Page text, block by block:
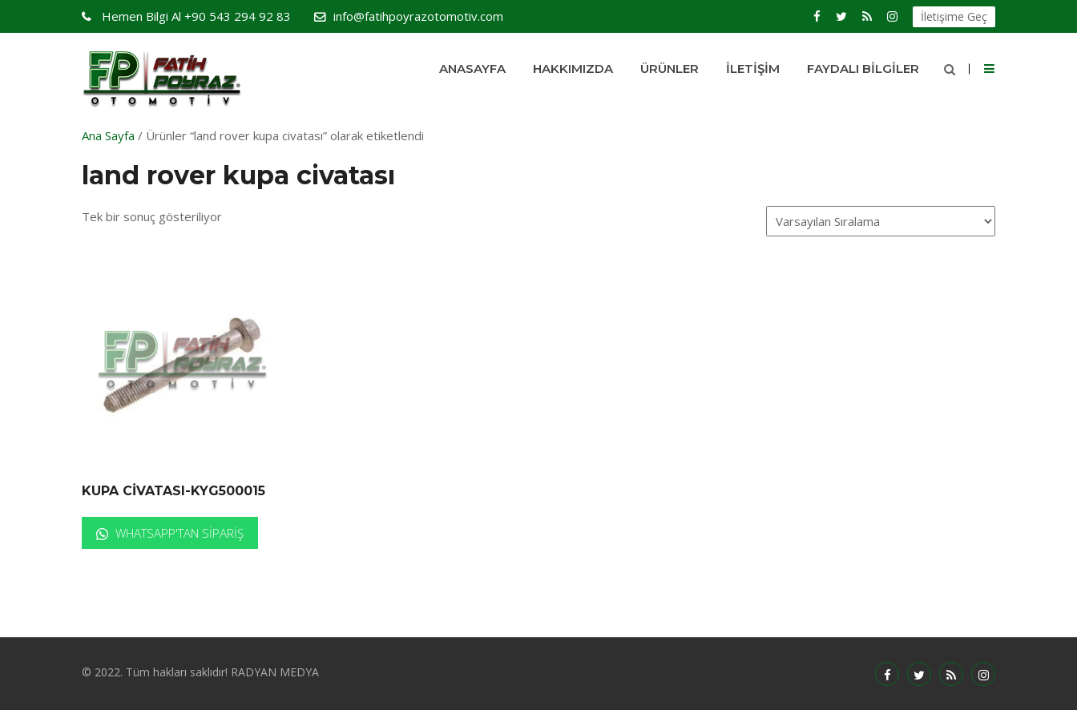
Hemen Bilgi Al +90 543 294 92 83 info@fatihpoyrazotomotiv.com İletişime Geç
ANASAYFA HAKKIMIZDA ÜRÜNLER İLETIŞIM FAYDALI BILGILER
Ana Sayfa / Ürünler “land rover kupa civatası” olarak etiketlendi
land rover kupa civatası
Tek bir sonuç gösteriliyor
KUPA CİVATASI-KYG500015
WHATSAPP'TAN SIPARIŞ
© 2022. Tüm hakları saklıdır! RADYAN MEDYA